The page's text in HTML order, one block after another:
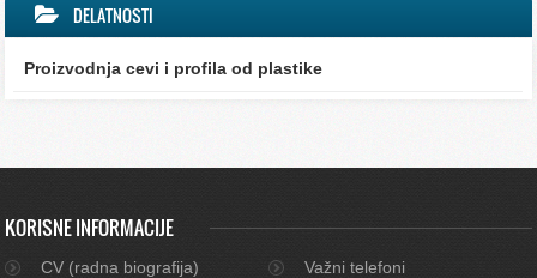
DELATNOSTI
Proizvodnja cevi i profila od plastike
KORISNE INFORMACIJE
CV (radna biografija)
Važni telefoni